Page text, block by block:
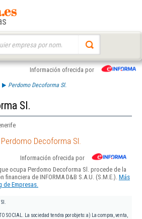
Información ofrecida por
Perdomo Decoforma Sl.
Sl.
Decoforma Sl.
Información ofrecida por
ocupa Perdomo Decoforma Sl. procede de la
de INFORMA D&B S.A.U. (S.M.E.). Más
de Empresas.
SOCIAL. La sociedad tendra por objeto: a) La compra, venta,